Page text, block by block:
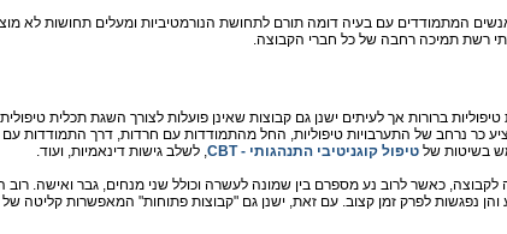
המתמודדים עם בעיה דומה תורם לתחושת הנורמטיביות ומעלים תחושות לא
רשת תמיכה רחבה של כל חברי הקבוצה.
ברורות אך לעיתים ישנן גם קבוצות שאינן פועלות לצורך השגת תכלית טיפולית
כר נרחב של התערבויות טיפוליות, החל מהתמודדות עם חרדות, דרך התמודדות עם
בשיטות של טיפול קוגניטיבי התנהגותי - CBT
, לשלב גישות דינאמיות, ועוד.
כאשר לרוב נע מספרם בין שמונה לעשרה וכולל שני מנחים, גבר ואישה. רוב
נפגשות לפרק זמן קצוב. עם זאת, ישנן גם "קבוצות פתוחות" המאפשרות קליטה של